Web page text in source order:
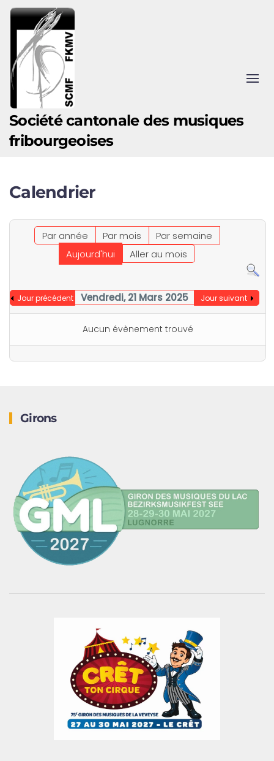
Accéder au contenu principal
Société cantonale des musiques
fribourgeoises
Calendrier
Par année Par mois
Par semaine
Aujourd'hui
Aller au mois
Jour précédent Vendredi, 21 Mars 2025 Jour suivant
Aucun évènement trouvé
Girons